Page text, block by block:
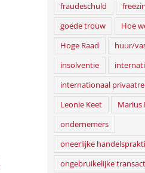
fraudeschuld
goede trouw
Hoe
Hoge Raad
huur/
insolventie
internationaal
Leonie Keet
Marius
ondernemers
oneerlijke
ongebruikelijke